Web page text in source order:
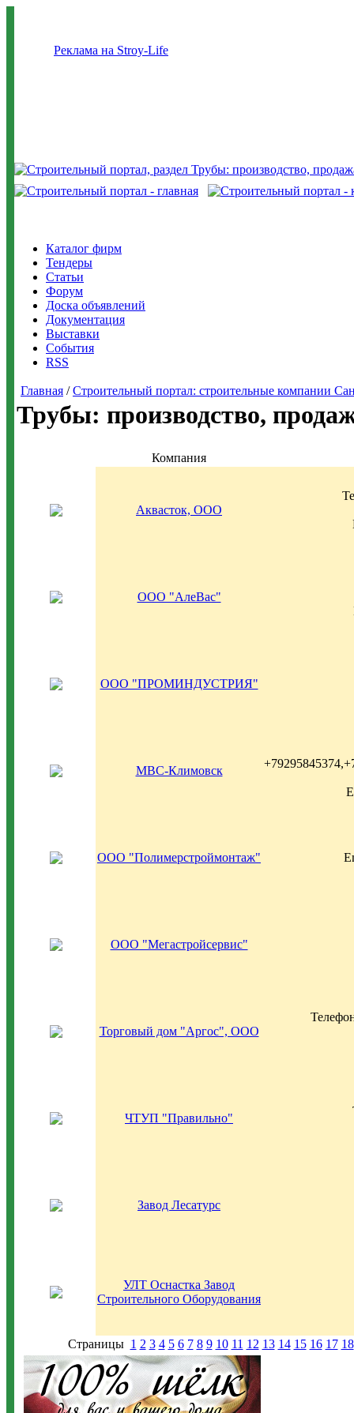
Реклама на Stroy-Life
Каталог фирм
Тендеры
Статьи
Форум
Доска объявлений
Документация
Выставки
События
RSS
Главная /Строительный портал: строительные компании
Трубы: производство,
Компания
Аквасток, ООО
ООО "АлеВас"
ООО "ПРОМИНДУСТРИЯ"
МВС-Климовск
ООО "Полимерстроймонтаж"
ООО "Мегастройсервис"
Торговый дом "Аргос", ООО
ЧТУП "Правильно"
Завод Лесатурс
УЛТ Оснастка Завод
Строительного Оборудования
Страницы 1 2 3 4 5 6 7 8 9 10 11 12 13 14 15 16 17 18